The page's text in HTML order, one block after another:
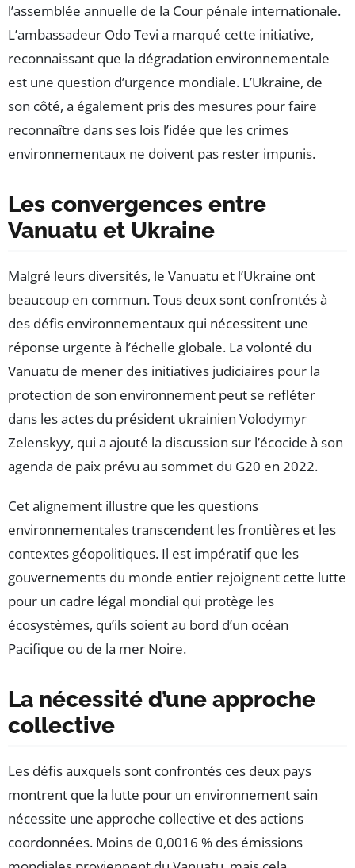
l’assemblée annuelle de la Cour pénale internationale.
L’ambassadeur Odo Tevi a marqué cette initiative,
reconnaissant que la dégradation environnementale
est une question d’urgence mondiale. L’Ukraine, de
son côté, a également pris des mesures pour faire
reconnaître dans ses lois l’idée que les crimes
environnementaux ne doivent pas rester impunis.
Les convergences entre
Vanuatu et Ukraine
Malgré leurs diversités, le Vanuatu et l’Ukraine ont
beaucoup en commun. Tous deux sont confrontés à
des défis environnementaux qui nécessitent une
réponse urgente à l’échelle globale. La volonté du
Vanuatu de mener des initiatives judiciaires pour la
protection de son environnement peut se refléter
dans les actes du président ukrainien Volodymyr
Zelenskyy, qui a ajouté la discussion sur l’écocide à son
agenda de paix prévu au sommet du G20 en 2022.
Cet alignement illustre que les questions
environnementales transcendent les frontières et les
contextes géopolitiques. Il est impératif que les
gouvernements du monde entier rejoignent cette lutte
pour un cadre légal mondial qui protège les
écosystèmes, qu’ils soient au bord d’un océan
Pacifique ou de la mer Noire.
La nécessité d’une approche
collective
Les défis auxquels sont confrontés ces deux pays
montrent que la lutte pour un environnement sain
nécessite une approche collective et des actions
coordonnées. Moins de 0,0016 % des émissions